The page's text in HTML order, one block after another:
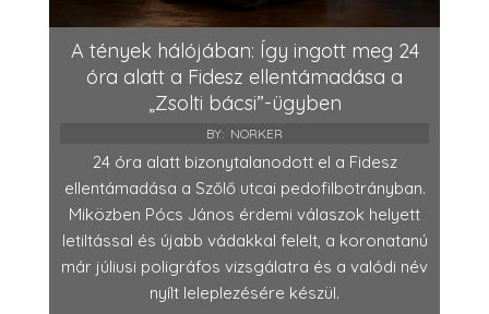
A tények hálójában: Így ingott meg 24
óra alatt a Fidesz ellentámadása a
„Zsolti bácsi”-ügyben
BY: NORKER
24 óra alatt bizonytalanodott el a Fidesz
ellentámadása a Szőlő utcai pedofilbotrányban.
Miközben Pócs János érdemi válaszok helyett
letiltással és újabb vádakkal felelt, a koronatanú
már júliusi poligráfos vizsgálatra és a valódi név
nyílt leleplezésére készül.